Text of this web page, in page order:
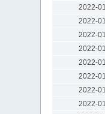
2022-
2022-
2022-
2022-
2022-
2022-
2022-
2022-